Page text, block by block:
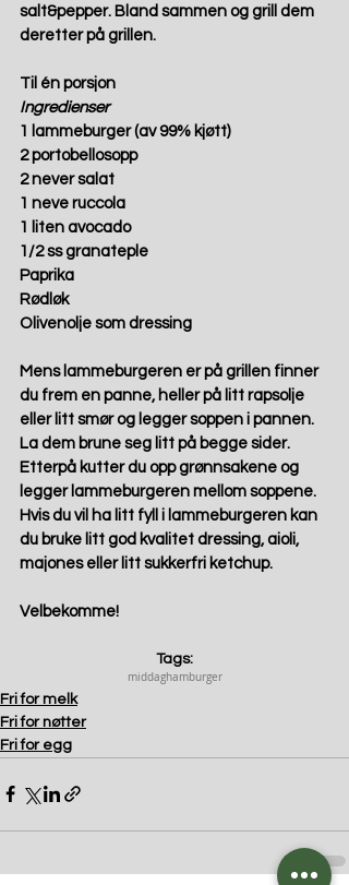
salt&pepper. Bland sammen og grill dem
deretter på grillen.
Til én porsjon
Ingredienser
1 lammeburger (av 99% kjøtt)
2 portobellosopp
2 never salat
1 neve ruccola
1 liten avocado
1/2 ss granateple
Paprika
Rødløk
Olivenolje som dressing
Mens lammeburgeren er på grillen finner
du frem en panne, heller på litt rapsolje
eller litt smør og legger soppen i pannen.
La dem brune seg litt på begge sider.
Etterpå kutter du opp grønnsakene og
legger lammeburgeren mellom soppene.
Hvis du vil ha litt fyll i lammeburgeren kan
du bruke litt god kvalitet dressing, aioli,
majones eller litt sukkerfri ketchup.
Velbekomme!
Tags:
middaghamburger
Fri for melk
Fri for nøtter
Fri for egg